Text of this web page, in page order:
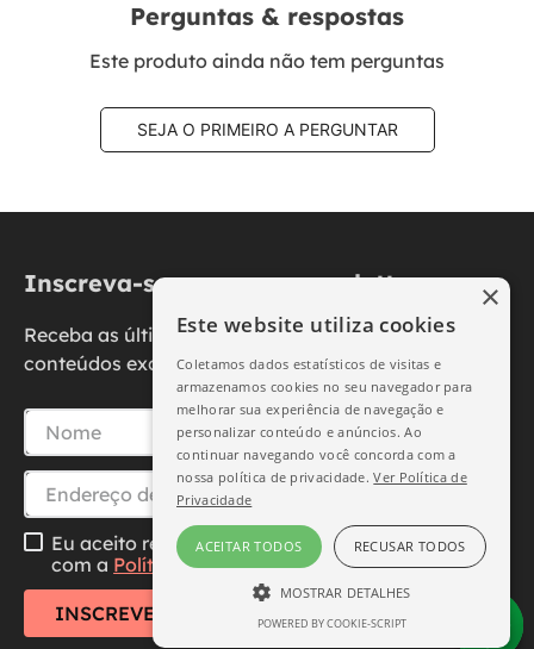
Perguntas & respostas
Este produto ainda não tem perguntas
SEJA O PRIMEIRO A PERGUNTAR
Inscreva-se na nossa newsletter
Receba as últimas novidades, promoções e
conteúdos exclusivos diretamente no seu e-mail.
Eu aceito receber essa newsletter, li e concordo
com a Política de Privacidade
INSCREVER-SE
Este website utiliza cookies
Coletamos dados estatísticos de visitas e
armazenamos cookies no seu navegador para
melhorar sua experiência de navegação e
personalizar conteúdo e anúncios. Ao
continuar navegando você concorda com a
nossa política de privacidade.Ver Política de
Privacidade
ACEITAR TODOS RECUSAR TODOS
MOSTRAR DETALHES
ESTRITAMENTE NECESSÁRIO
POWERED BY COOKIE-SCRIPT
×